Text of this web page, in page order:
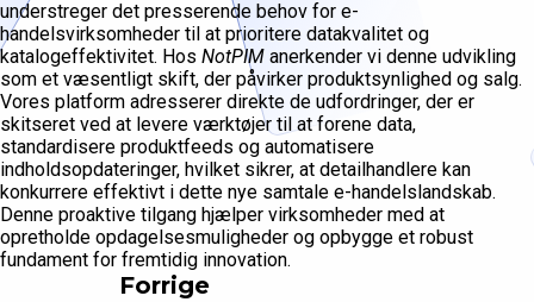
understreger det presserende behov for e-
handelsvirksomheder til at prioritere datakvalitet og
katalogeffektivitet. Hos NotPIM anerkender vi denne udvikling
som et væsentligt skift, der påvirker produktsynlighed og salg.
Vores platform adresserer direkte de udfordringer, der er
skitseret ved at levere værktøjer til at forene data,
standardisere produktfeeds og automatisere
indholdsopdateringer, hvilket sikrer, at detailhandlere kan
konkurrere effektivt i dette nye samtale e-handelslandskab.
Denne proaktive tilgang hjælper virksomheder med at
opretholde opdagelsesmuligheder og opbygge et robust
fundament for fremtidig innovation.
Forrige